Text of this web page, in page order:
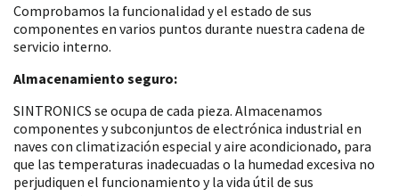
Comprobamos la funcionalidad y el estado de sus
componentes en varios puntos durante nuestra cadena de
servicio interno.
Almacenamiento seguro:
SINTRONICS se ocupa de cada pieza. Almacenamos
componentes y subconjuntos de electrónica industrial en
naves con climatización especial y aire acondicionado, para
que las temperaturas inadecuadas o la humedad excesiva no
perjudiquen el funcionamiento y la vida útil de sus